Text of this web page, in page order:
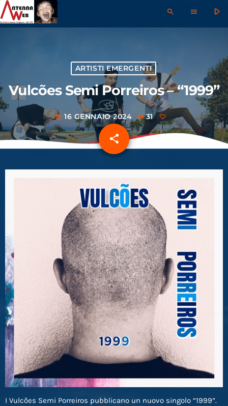
search menu play_arrow
ARTISTI EMERGENTI
Vulcões Semi Porreiros – “1999”
today 16 GENNAIO 2024 31
share
email
I Vulcões Semi Porreiros pubblicano un nuovo singolo “1999”.